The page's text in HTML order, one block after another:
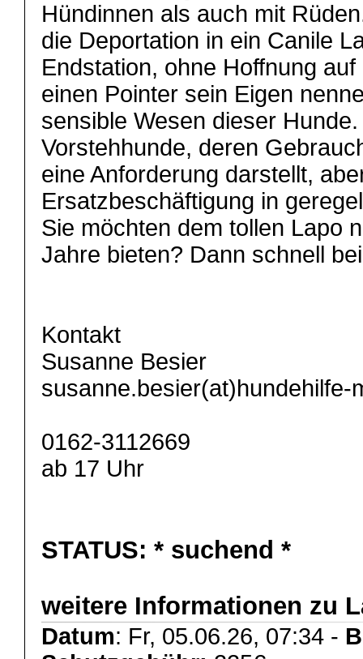
Hündinnen als auch mit
die Deportation in ein Canile
Endstation, ohne Hoffnung
einen Pointer sein Eigen
sensible Wesen dieser
Vorstehhunde, deren
eine Anforderung darstellt,
Ersatzbeschäftigung in
Sie möchten dem tollen Lapo
Jahre bieten? Dann schnell
Kontakt
Susanne Besier
susanne.besier(at)hundehilfe-
0162-3112669
ab 17 Uhr
STATUS: * suchend *
weitere Informationen zu
Datum: Fr, 05.06.26, 07:34 -